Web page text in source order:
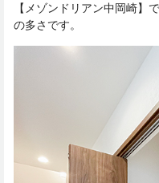
【メゾンドリアン中岡崎】
の多さです。